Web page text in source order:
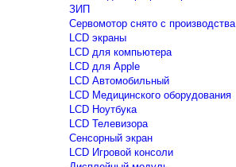
ЗИП
Сервомотор снято с производства
LCD экраны
LCD для компьютера
LCD для Apple
LCD Автомобильный
LCD Медицинского оборудования
LCD Ноутбука
LCD Телевизора
Сенсорный экран
LCD Игровой консоли